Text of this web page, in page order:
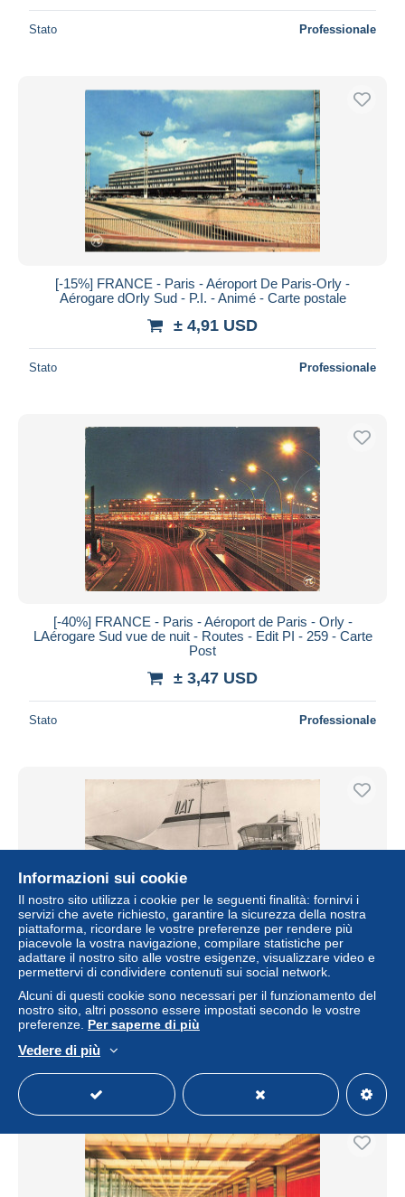
Stato Professionale
[-15%] FRANCE - Paris - Aéroport De Paris-Orly -
Aérogare dOrly Sud - P.I. - Animé - Carte postale
± 4,91 USD
Stato Professionale
[-40%] FRANCE - Paris - Aéroport de Paris - Orly -
LAérogare Sud vue de nuit - Routes - Edit PI - 259 - Carte
Post
± 3,47 USD
Stato Professionale
[-15%] FRANCE - Paris - Aéroport - Le Bourget - Super
DC6 de l UAT - Transport - aviation - Boeing - Carte
postale
± 4,91 USD
Stato Professionale
Informazioni sui cookie
Il nostro sito utilizza i cookie per le seguenti finalità: fornirvi i
servizi che avete richiesto, garantire la sicurezza della nostra
piattaforma, ricordare le vostre preferenze per rendere più
piacevole la vostra navigazione, compilare statistiche per
adattare il nostro sito alle vostre esigenze, visualizzare video e
permettervi di condividere contenuti sui social network.
Alcuni di questi cookie sono necessari per il funzionamento del
nostro sito, altri possono essere impostati secondo le vostre
preferenze. Per saperne di più
Vedere di più